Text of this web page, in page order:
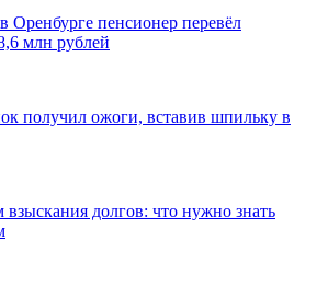
Оренбурге пенсионер перевёл
млн рублей
получил ожоги, вставив шпильку в
долгов: что нужно знать